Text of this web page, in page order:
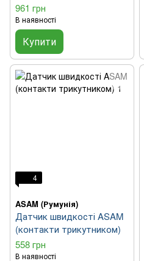
961 грн
В наявності
Купити
4
ASAM (Румунія)
Датчик швидкості ASAM
(контакти трикутником)
558 грн
В наявності